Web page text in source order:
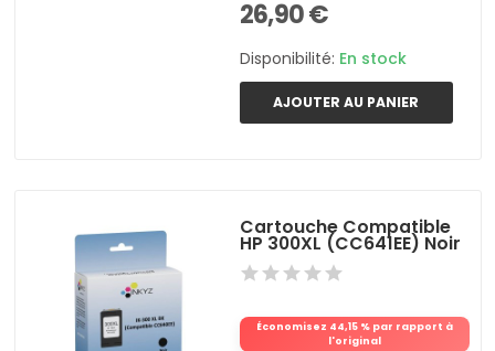
26,90 €
Disponibilité: En stock
AJOUTER AU PANIER
Cartouche Compatible
HP 300XL (CC641EE) Noir
Économisez 44,15 % par rapport à
l'original